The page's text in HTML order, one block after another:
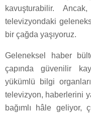
kavuşturabilir.
televizyondaki
bir çağda yaşıyoruz.
Geleneksel haber
çapında güvenilir
yükümlü bilgi
televizyon, haberlerini
bağımlı hâle geliyor,